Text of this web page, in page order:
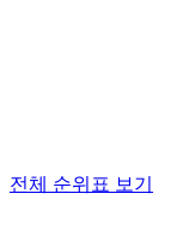
전체 순위표 보기